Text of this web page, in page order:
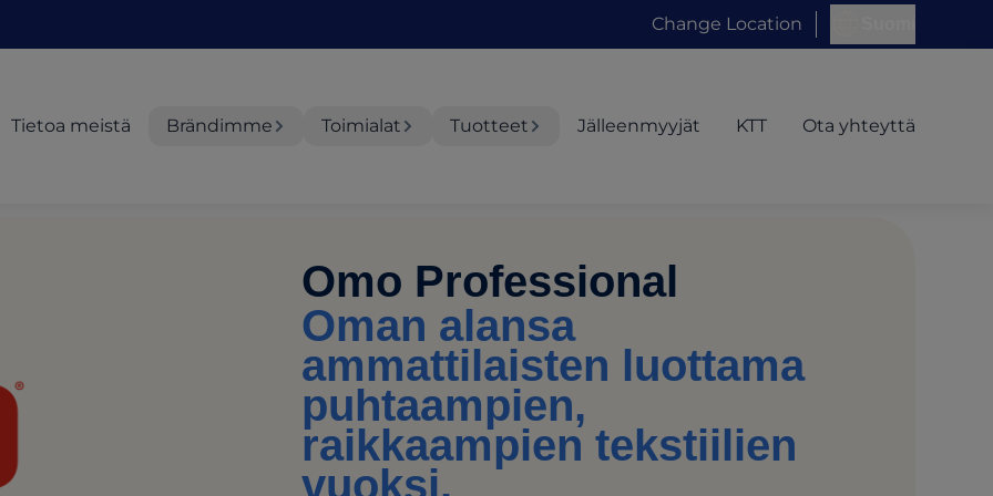
Change Location
Tietoa meistä Brändimme Toimialat Tuotteet Jälleenmyyjät KTT Ota yhteyttä
Omo Professional
Oman alansa
ammattilaisten luottama
puhtaampien,
raikkaampien tekstiilien
vuoksi.